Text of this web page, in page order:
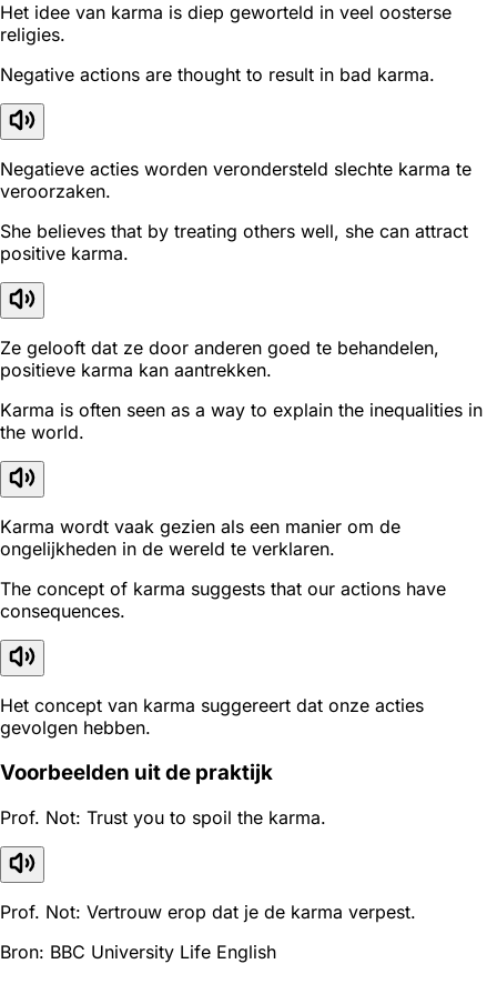
Het idee van karma is diep geworteld in veel oosterse
religies.
Negative actions are thought to result in bad karma.
Negatieve acties worden verondersteld slechte karma te
veroorzaken.
She believes that by treating others well, she can attract
positive karma.
Ze gelooft dat ze door anderen goed te behandelen,
positieve karma kan aantrekken.
Karma is often seen as a way to explain the inequalities in
the world.
Karma wordt vaak gezien als een manier om de
ongelijkheden in de wereld te verklaren.
The concept of karma suggests that our actions have
consequences.
Het concept van karma suggereert dat onze acties
gevolgen hebben.
Voorbeelden uit de praktijk
Prof. Not: Trust you to spoil the karma.
Prof. Not: Vertrouw erop dat je de karma verpest.
Bron: BBC University Life English